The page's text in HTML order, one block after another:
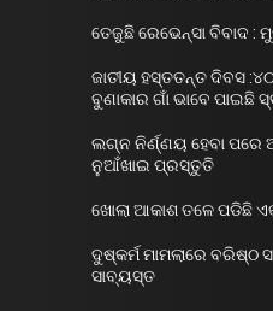
ତେଜୁଛି ରେଭେନ୍ସା ବିବାଦ
ଜାତୀୟ ହସ୍ତତନ୍ତ ଦିବସ
ବୁଣାକାର ଗାଁ ଭାବେ
ଲଗ୍ନ ନିର୍ଣ୍ଣୟ ହେବା
ନୁଆଁଖାଇ ପ୍ରସ୍ତୁତି
ଖୋଲା ଆକାଶ ତଳେ ପଡିଛି
ଦୁଷ୍କର୍ମ ମାମଲାରେ ବରିଷ୍ଠ
ସାବ୍ୟସ୍ତ